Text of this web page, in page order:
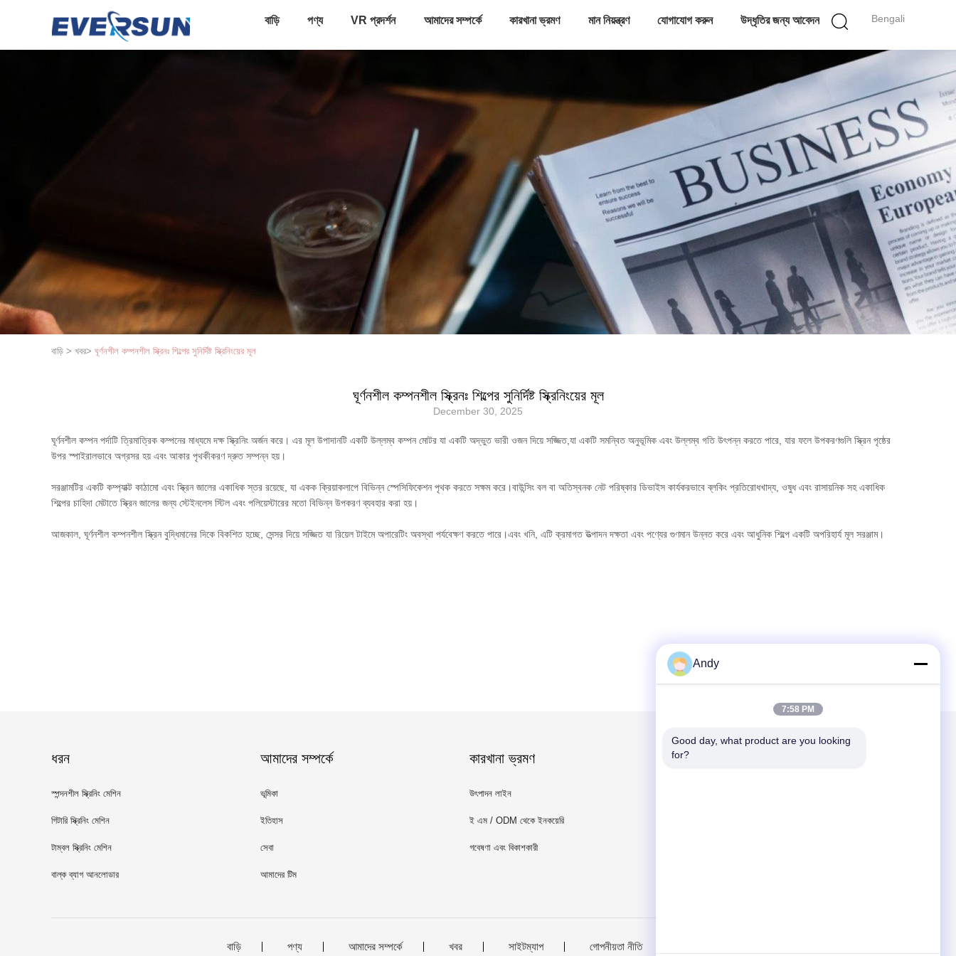
Bengali
বাড়ি পণ্য VR প্রদর্শন আমাদের সম্পর্কে কারখানা ভ্রমণ মান নিয়ন্ত্রণ যোগাযোগ করুন উদ্ধৃতির জন্য আবেদন
বাড়ি > খবর> ঘূর্ণনশীল কম্পনশীল স্ক্রিনঃ শিল্পের সুনির্দিষ্ট স্ক্রিনিংয়ের মূল
ঘূর্ণনশীল কম্পনশীল স্ক্রিনঃ শিল্পের সুনির্দিষ্ট স্ক্রিনিংয়ের মূল
December 30, 2025
ঘূর্ণনশীল কম্পন পর্দাটি ত্রিমাত্রিক কম্পনের মাধ্যমে দক্ষ স্ক্রিনিং অর্জন করে। এর মূল উপাদানটি একটি উল্লম্ব কম্পন মোটর যা একটি অদ্ভুত ভারী ওজন দিয়ে সজ্জিত,যা একটি সমন্বিত অনুভূমিক এবং উল্লম্ব গতি উৎপন্ন করতে পারে, যার ফলে উপকরণগুলি স্ক্রিন পৃষ্ঠের
উপর স্পাইরালভাবে অগ্রসর হয় এবং আকার পৃথকীকরণ দ্রুত সম্পন্ন হয়।
সরঞ্জামটির একটি কম্প্যাক্ট কাঠামো এবং স্ক্রিন জালের একাধিক স্তর রয়েছে, যা একক ক্রিয়াকলাপে বিভিন্ন স্পেসিফিকেশন পৃথক করতে সক্ষম করে।বাউন্সিং বল বা অতিস্বনক নেট পরিষ্কার ডিভাইস কার্যকরভাবে ব্লকিং প্রতিরোধখাদ্য, ওষুধ এবং রাসায়নিক সহ একাধিক
শিল্পের চাহিদা মেটাতে স্ক্রিন জালের জন্য স্টেইনলেস স্টিল এবং পলিয়েস্টারের মতো বিভিন্ন উপকরণ ব্যবহার করা হয়।
আজকাল, ঘূর্ণনশীল কম্পনশীল স্ক্রিন বুদ্ধিমানের দিকে বিকশিত হচ্ছে, সেন্সর দিয়ে সজ্জিত যা রিয়েল টাইমে অপারেটিং অবস্থা পর্যবেক্ষণ করতে পারে।এবং খনি, এটি ক্রমাগত উত্পাদন দক্ষতা এবং পণ্যের গুণমান উন্নত করে এবং আধুনিক শিল্পে একটি অপরিহার্য মূল সরঞ্জাম।
ধরন
স্পন্দনশীল স্ক্রিনিং মেশিন
গিটারি স্ক্রিনিং মেশিন
টাম্বল স্ক্রিনিং মেশিন
বাল্ক ব্যাগ আনলোডার
আমাদের সম্পর্কে
ভূমিকা
ইতিহাস
সেবা
আমাদের টিম
কারখানা ভ্রমণ
উৎপাদন লাইন
ই এম / ODM থেকে ইনকয়েরি
গবেষণা এবং বিকাশকারী
আমাদের মেইল ​​করুন
বাড়ি পণ্য আমাদের সম্পর্কে খবর সাইটম্যাপ গোপনীয়তা নীতি
Andy
7:58 PM
Good day, what product are you looking
for?